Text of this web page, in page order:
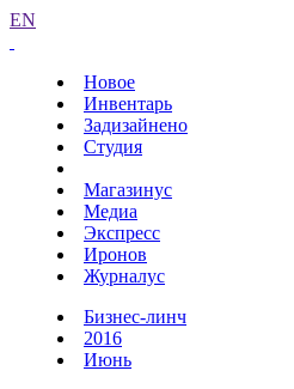
EN
Новое
Инвентарь
Задизайнено
Студия
Магазинус
Медиа
Экспресс
Иронов
Журналус
Бизнес-линч
2016
Июнь